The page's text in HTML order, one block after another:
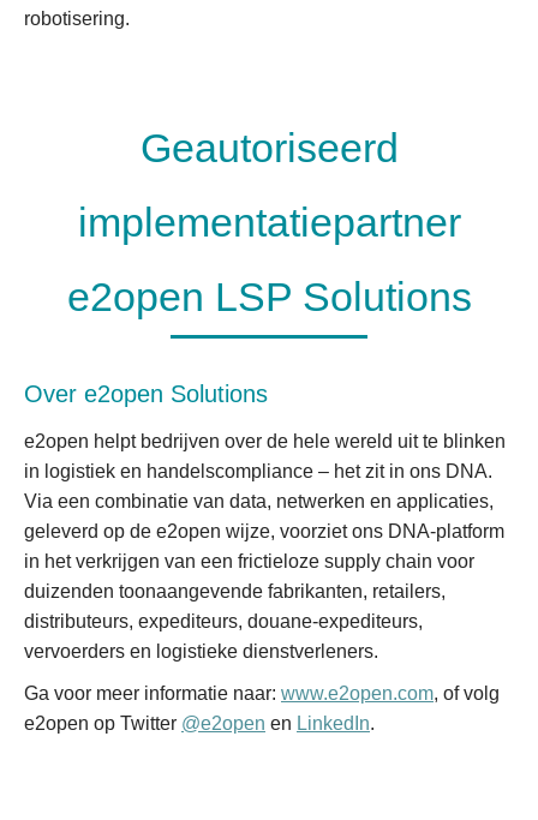
robotisering.
Geautoriseerd
implementatiepartner
e2open LSP Solutions
Over e2open Solutions
e2open helpt bedrijven over de hele wereld uit te blinken
in logistiek en handelscompliance – het zit in ons DNA.
Via een combinatie van data, netwerken en applicaties,
geleverd op de e2open wijze, voorziet ons DNA-platform
in het verkrijgen van een frictieloze supply chain voor
duizenden toonaangevende fabrikanten, retailers,
distributeurs, expediteurs, douane-expediteurs,
vervoerders en logistieke dienstverleners.
Ga voor meer informatie naar: www.e2open.com, of volg
e2open op Twitter @e2open en LinkedIn.